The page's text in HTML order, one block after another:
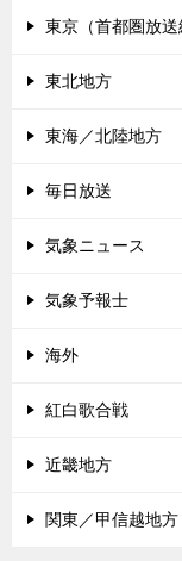
東京（首都圏放
東北地方
東海／北陸地方
毎日放送
気象ニュース
気象予報士
海外
紅白歌合戦
近畿地方
関東／甲信越地方